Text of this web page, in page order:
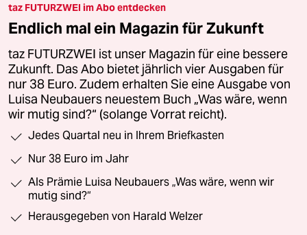
taz FUTURZWEI im Abo entdecken
Endlich mal ein Magazin für Zukunft
taz FUTURZWEI ist unser Magazin für eine bessere
Zukunft. Das Abo bietet jährlich vier Ausgaben für
nur 38 Euro. Zudem erhalten Sie eine Ausgabe von
Luisa Neubauers neuestem Buch „Was wäre, wenn
wir mutig sind?“ (solange Vorrat reicht).
Jedes Quartal neu in Ihrem Briefkasten
Nur 38 Euro im Jahr
Als Prämie Luisa Neubauers „Was wäre, wenn wir
mutig sind?“
Herausgegeben von Harald Welzer